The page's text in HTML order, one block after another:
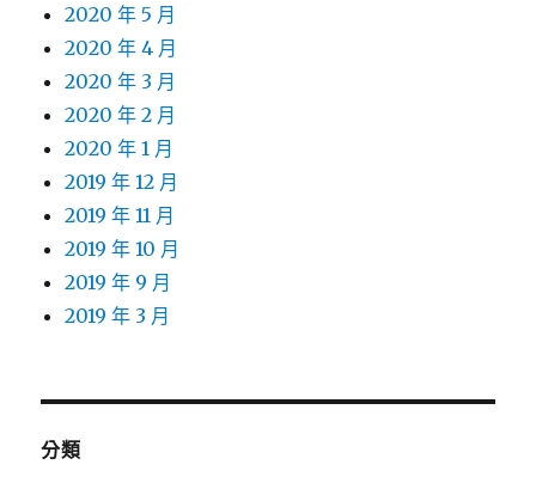
2020 年 5 月
2020 年 4 月
2020 年 3 月
2020 年 2 月
2020 年 1 月
2019 年 12 月
2019 年 11 月
2019 年 10 月
2019 年 9 月
2019 年 3 月
分類